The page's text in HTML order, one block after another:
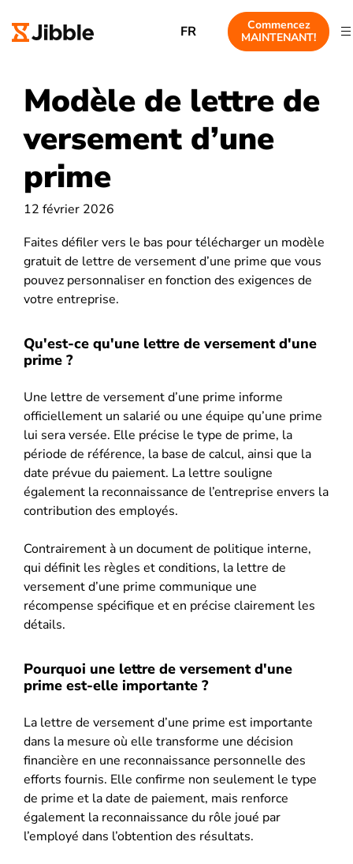
FR
Commencez
MAINTENANT!
Modèle de lettre de
versement d’une
prime
12 février 2026
Faites défiler vers le bas pour télécharger un modèle
gratuit de lettre de versement d’une prime que vous
pouvez personnaliser en fonction des exigences de
votre entreprise.
Qu'est-ce qu'une lettre de versement d'une
prime ?
Une lettre de versement d’une prime informe
officiellement un salarié ou une équipe qu’une prime
lui sera versée. Elle précise le type de prime, la
période de référence, la base de calcul, ainsi que la
date prévue du paiement. La lettre souligne
également la reconnaissance de l’entreprise envers la
contribution des employés.
Contrairement à un document de politique interne,
qui définit les règles et conditions, la lettre de
versement d’une prime communique une
récompense spécifique et en précise clairement les
détails.
Pourquoi une lettre de versement d'une
prime est-elle importante ?
La lettre de versement d’une prime est importante
dans la mesure où elle transforme une décision
financière en une reconnaissance personnelle des
efforts fournis. Elle confirme non seulement le type
de prime et la date de paiement, mais renforce
également la reconnaissance du rôle joué par
l’employé dans l’obtention des résultats.